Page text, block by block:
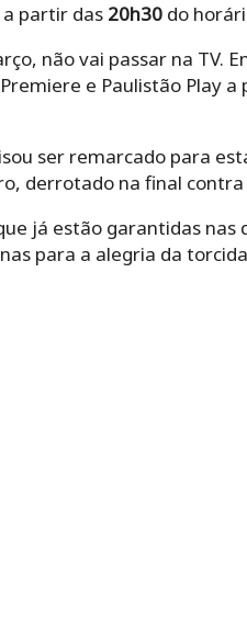
a partir das 20h30do
não vai passar na TV.
e Paulistão Play
ser remarcado para
derrotado na final contra
já estão garantidas
para a alegria da